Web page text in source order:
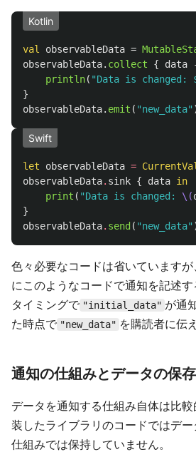
Kotlin
val observableData =
observableData. collect { data
println( "Data is changed:
}
observableData. emit ( "new_data"
Swift
let observableData =
observableData. sink { data in
print ( "Data is changed: \(
}
observableData. send ( "new_data"
色々必要なコードは省いています
にこのようなコードで通知を記述
タイミングで "initial_data" が通
た時点で "new_data" を購読者に伝
通知の仕組みとデータの保
データを通知する仕組み自体は比
装したライブラリのコードではデ
仕組みでは保持していません。